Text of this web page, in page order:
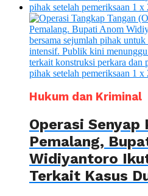
Hukum dan Kriminal
Operasi Senyap
Pemalang,
Widiyantoro
Terkait Kasus